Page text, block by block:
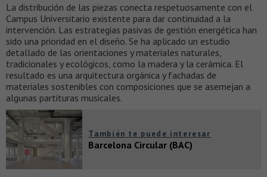
La distribución de las piezas conecta respetuosamente con el
Campus Universitario existente para dar continuidad a la
intervención. Las estrategias pasivas de gestión energética han
sido una prioridad en el diseño. Se ha aplicado un estudio
detallado de las orientaciones y materiales naturales,
tradicionales y ecológicos, como la madera y la cerámica. El
resultado es una arquitectura orgánica y fachadas de
materiales sostenibles con composiciones que se asemejan a
algunas partituras musicales.
También te puede interesar
Barcelona Circular (BAC)